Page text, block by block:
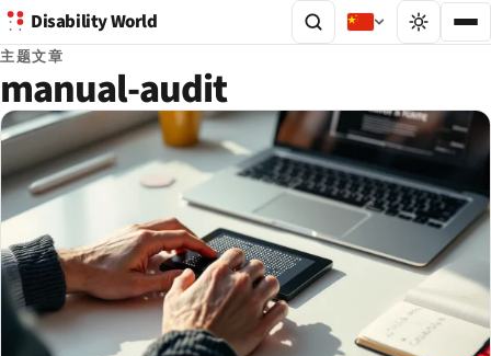
Disability World
主题文章
manual-audit